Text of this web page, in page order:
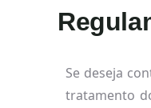
Se deseja
tratamento